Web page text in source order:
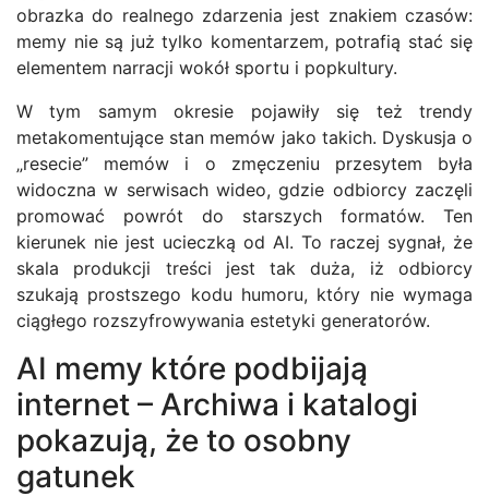
obrazka do realnego zdarzenia jest znakiem czasów:
memy nie są już tylko komentarzem, potrafią stać się
elementem narracji wokół sportu i popkultury.
W tym samym okresie pojawiły się też trendy
metakomentujące stan memów jako takich. Dyskusja o
„resecie” memów i o zmęczeniu przesytem była
widoczna w serwisach wideo, gdzie odbiorcy zaczęli
promować powrót do starszych formatów. Ten
kierunek nie jest ucieczką od AI. To raczej sygnał, że
skala produkcji treści jest tak duża, iż odbiorcy
szukają prostszego kodu humoru, który nie wymaga
ciągłego rozszyfrowywania estetyki generatorów.
AI memy które podbijają
internet – Archiwa i katalogi
pokazują, że to osobny
gatunek